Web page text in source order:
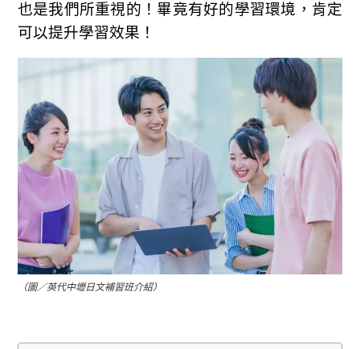
也是我們所重視的！畢竟有好的學習環境，肯定
可以提升學習效果！
（圖／英代中壢日文補習班介紹）